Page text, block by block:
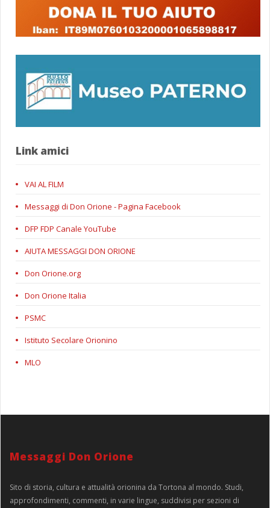
Link amici
VAI AL FILM
Messaggi di Don Orione - Pagina Facebook
DFP FDP Canale YouTube
AIUTA MESSAGGI DON ORIONE
Don Orione.org
Don Orione Italia
PSMC
Istituto Secolare Orionino
MLO
Messaggi Don Orione
Sito di storia, cultura e attualità orionina da Tortona al mondo. Studi,
approfondimenti, commenti, in varie lingue, suddivisi per sezioni di